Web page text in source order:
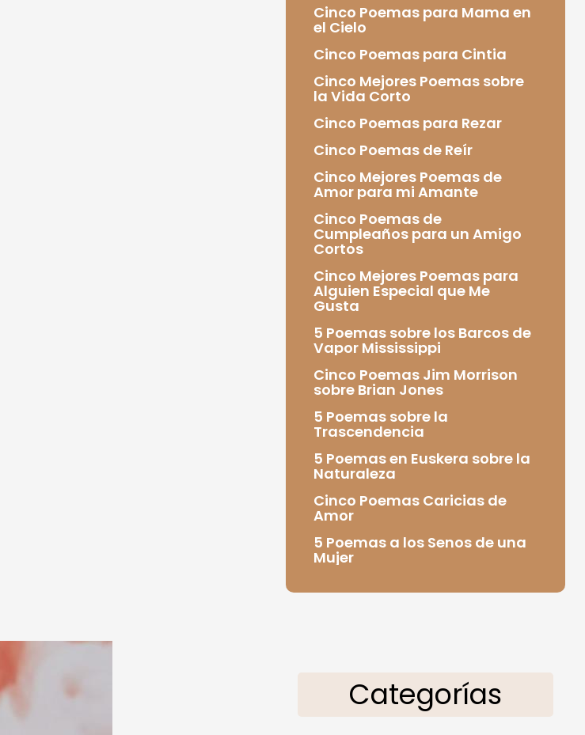
Cinco Poemas para Mama en
el Cielo
Cinco Poemas para Cintia
Cinco Mejores Poemas sobre
la Vida Corto
Cinco Poemas para Rezar
Cinco Poemas de Reír
Cinco Mejores Poemas de
Amor para mi Amante
Cinco Poemas de
Cumpleaños para un Amigo
Cortos
Cinco Mejores Poemas para
Alguien Especial que Me
Gusta
5 Poemas sobre los Barcos de
Vapor Mississippi
Cinco Poemas Jim Morrison
sobre Brian Jones
5 Poemas sobre la
Trascendencia
5 Poemas en Euskera sobre la
Naturaleza
Cinco Poemas Caricias de
Amor
5 Poemas a los Senos de una
Mujer
Categorías